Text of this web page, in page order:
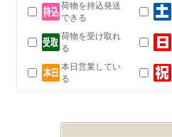
荷物を持込発送
できる
荷物を受け取れ
る
本日営業してい
る